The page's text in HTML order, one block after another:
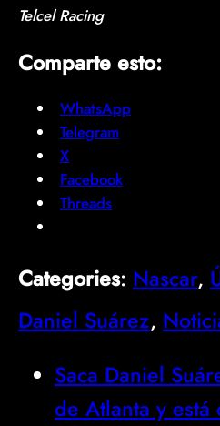
Telcel Racing
Comparte esto:
WhatsApp
Telegram
X
Facebook
Threads
Categories: Nascar,
Daniel Suárez,
Saca Daniel
de Atlanta y